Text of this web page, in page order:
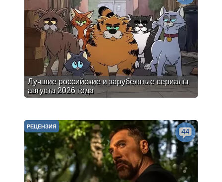
Лучшие российские и зарубежные сериалы
августа 2026 года
РЕЦЕНЗИЯ
44